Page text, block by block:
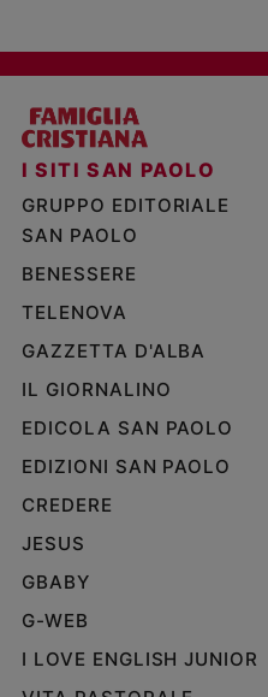
I SITI SAN PAOLO
GRUPPO EDITORIALE
SAN PAOLO
BENESSERE
TELENOVA
GAZZETTA D'ALBA
IL GIORNALINO
EDICOLA SAN PAOLO
EDIZIONI SAN PAOLO
CREDERE
JESUS
GBABY
G-WEB
I LOVE ENGLISH JUNIOR